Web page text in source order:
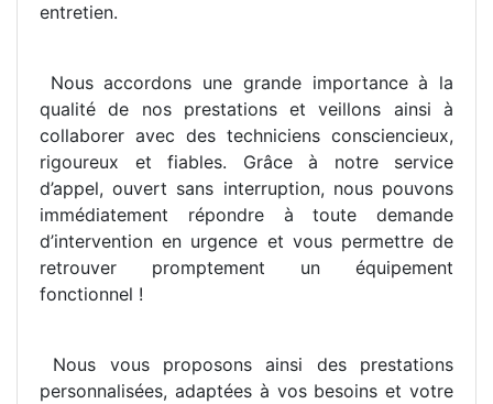
entretien.
Nous accordons une grande importance à la
qualité de nos prestations et veillons ainsi à
collaborer avec des techniciens consciencieux,
rigoureux et fiables. Grâce à notre service
d’appel, ouvert sans interruption, nous pouvons
immédiatement répondre à toute demande
d’intervention en urgence et vous permettre de
retrouver promptement un équipement
fonctionnel !
Nous vous proposons ainsi des prestations
personnalisées, adaptées à vos besoins et votre